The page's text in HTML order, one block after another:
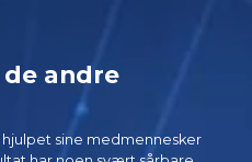
andre
hjulpet sine medmennesker